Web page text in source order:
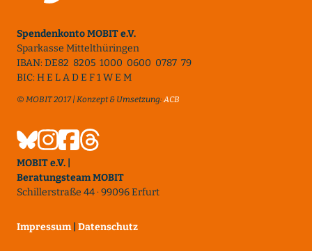
Spendenkonto MOBIT e.V.
Sparkasse Mittelthüringen
IBAN: DE82 8205 1000 0600 0787 79
BIC: H E L A D E F 1 W E M
© MOBIT 2017 | Konzept & Umsetzung:ACB
MOBIT e.V. |
Beratungsteam MOBIT
Schillerstraße 44 · 99096 Erfurt
Impressum Datenschutz